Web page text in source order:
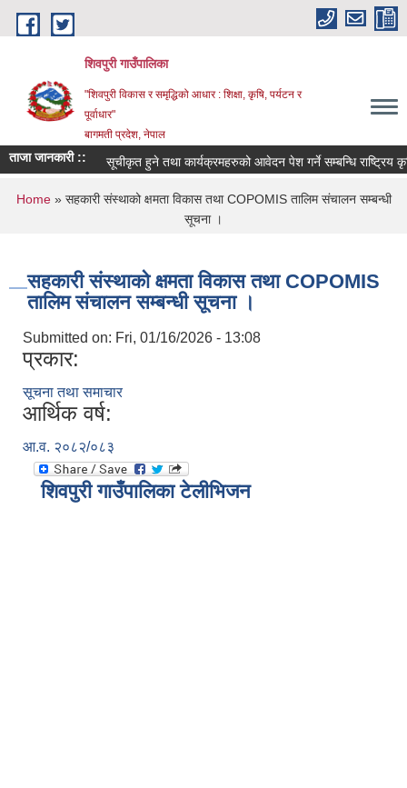
Skip to main content
शिवपुरी गाउँपालिका
"शिवपुरी विकास र समृद्धिको आधार : शिक्षा, कृषि, पर्यटन र
पूर्वाधार"
बागमती प्रदेश, नेपाल
ताजा जानकारी :: सूचीकृत हुने तथा कार्यक्रमहरुको आवेदन पेश गर्ने सम्बन्धि राष्ट्रिय
You are here
Home» सहकारी संस्थाको क्षमता विकास तथा COPOMIS तालिम संचालन सम्बन्धी
सूचना ।
सहकारी संस्थाको क्षमता विकास तथा COPOMIS
तालिम संचालन सम्बन्धी सूचना ।
Submitted on: Fri, 01/16/2026 - 13:08
प्रकार:
सूचना तथा समाचार
आर्थिक वर्ष:
आ.व. २०८२/०८३
शिवपुरी गाउँपालिका टेलीभिजन